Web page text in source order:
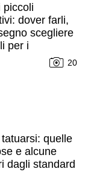
piccoli
dover farli,
scegliere
per i
20
quelle
e alcune
dagli standard